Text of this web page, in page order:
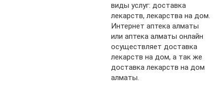
виды услуг: доставка
лекарств, лекарства на дом.
Интернет аптека алматы
или аптека алматы онлайн
осуществляет доставка
лекарств на дом, а так же
доставка лекарств на дом
алматы.